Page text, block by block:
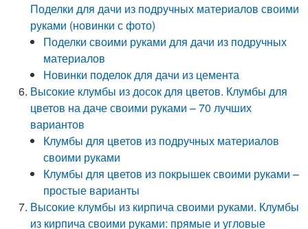
Поделки для дачи из подручных материалов своими
руками (новинки с фото)
Поделки своими руками для дачи из подручных
материалов
Новинки поделок для дачи из цемента
Высокие клумбы из досок для цветов. Клумбы для
цветов на даче своими руками – 70 лучших
вариантов
Клумбы для цветов из подручных материалов
своими руками
Клумбы для цветов из покрышек своими руками –
простые варианты
Высокие клумбы из кирпича своими руками. Клумбы
из кирпича своими руками: прямые и угловые